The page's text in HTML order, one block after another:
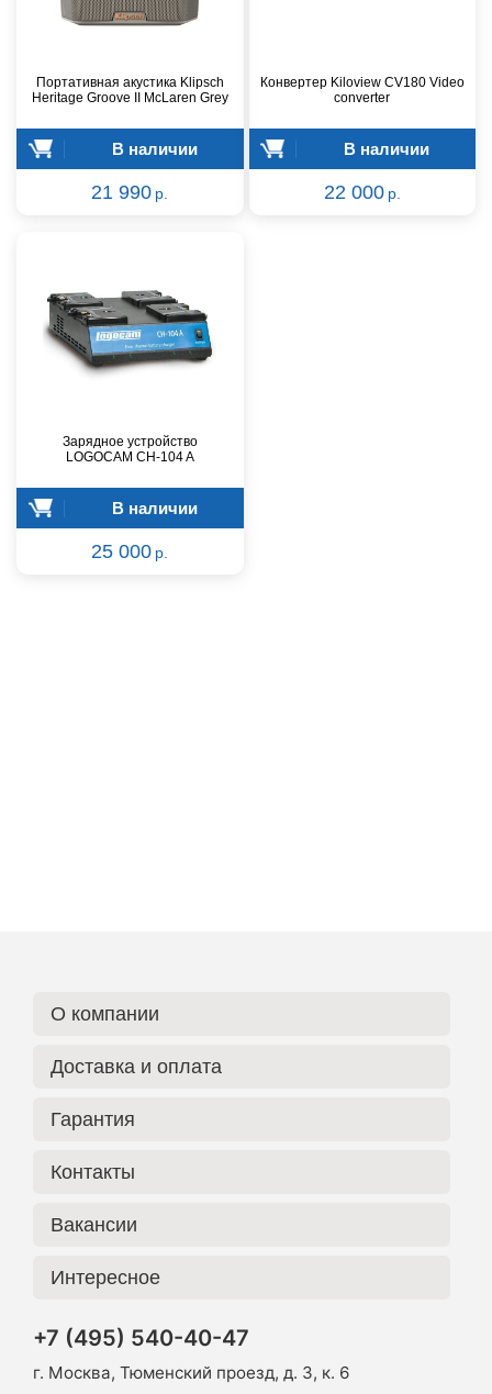
Портативная акустика Klipsch
Heritage Groove II McLaren Grey
В наличии
21 990 р.
Конвертер Kiloview CV180 Video
converter
В наличии
22 000 р.
Зарядное устройство
LOGOCAM CH-104 A
В наличии
25 000 р.
О компании
Доставка и оплата
Гарантия
Контакты
Вакансии
Интересное
+7 (495) 540-40-47
г. Москва, Тюменский проезд, д. 3, к. 6